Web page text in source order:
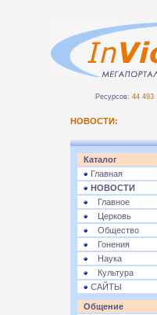
Ресурсов: 44 493
НОВОСТИ:
Каталог
Главная
НОВОСТИ
Главное
Церковь
Общество
Гонения
Наука
Культура
САЙТЫ
Общение